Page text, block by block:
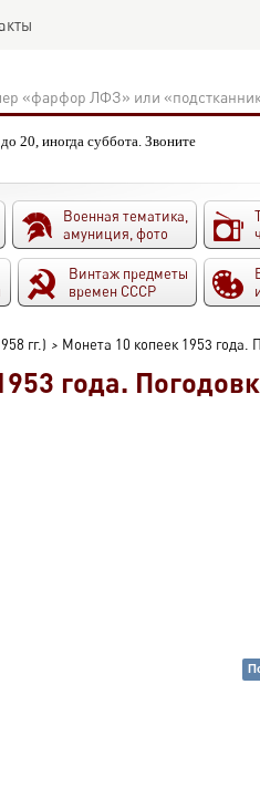
20, иногда суббота. Звоните
Военная тематика,
амуниция, фото
Винтаж предметы
времен СССР
гг.) > Монета 10 копеек 1953 года.
года.